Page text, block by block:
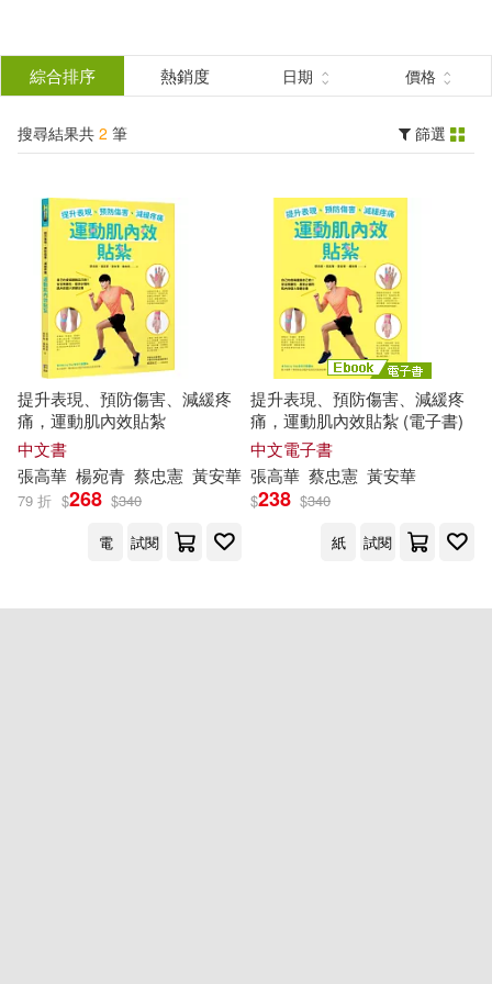
結
分類 (單選)
所有商品(2) 圖書(1)
電子書(1)
作者 (可複選)
張高華(2) 蔡忠憲(2)
黃安華(2) 楊宛青(1)
綜合排序 熱銷度 日期 價格
搜尋結果共 2 筆 篩選
提升表現、預防傷害、減緩疼
痛，運動肌內效貼紮
中文書
張高華 楊宛青 蔡忠憲 黃安華
79 折 $268 $340
電
試閱
提升表現、預防傷害、減緩疼
痛，運動肌內效貼紮 (電子書)
中文電子書
張高華 蔡忠憲 黃安華
$238 $340
紙
試閱